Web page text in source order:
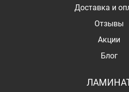
Доставка и
Отзывы
Акции
Блог